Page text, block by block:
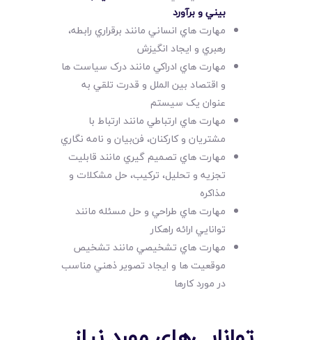
بيني و برآورد
مهارت هاي انساني مانند برقراري رابطه،
رهبري و ايجاد انگيزش
مهارت هاي ادراکي مانند درک سياست ها
و اقتصاد بين الملل و قدرت تلقي به
عنوان يک سيستم
مهارت هاي ارتباطي مانند ارتباط با
مشتريان و کارکنان، فن‌بيان و نامه نگاري
مهارت هاي تصميم گيري مانند قابليت
تجزيه و تحليل، ترکيب، حل مشکلات و
مذاکره
مهارت هاي طراحي و حل مسئله مانند
توانايي ارائه راهکار
مهارت هاي تشخيصي مانند تشخيص
موقعيت ها و ايجاد تصوير ذهني مناسب
در مورد کارها